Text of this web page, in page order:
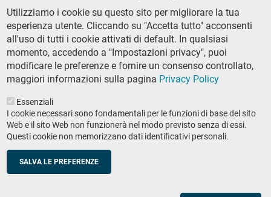
Utilizziamo i cookie su questo sito per migliorare la tua
esperienza utente. Cliccando su "Accetta tutto" acconsenti
all'uso di tutti i cookie attivati di default. In qualsiasi
momento, accedendo a "Impostazioni privacy", puoi
modificare le preferenze e fornire un consenso controllato,
maggiori informazioni sulla pagina Privacy Policy
Essenziali
I cookie necessari sono fondamentali per le funzioni di base del sito
Web e il sito Web non funzionerà nel modo previsto senza di essi.
Questi cookie non memorizzano dati identificativi personali.
SALVA LE PREFERENZE
Codice Fiscale 8000 5050507
Ufficio comunicazione
Addetto stampa
URP - Ufficio relazioni con il pubblico
Footer
secondary
AMMINISTRAZIONE TRASPARENTE